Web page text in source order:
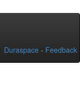
Duraspace - Feedback